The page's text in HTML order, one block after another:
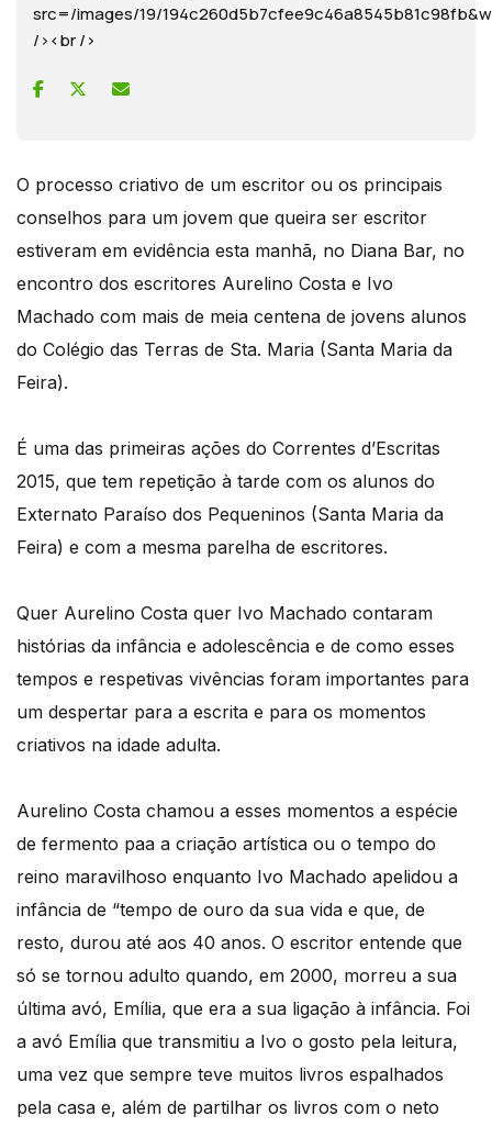
src=/images/19/
/><br />
O processo criativo de um escritor ou os principais
conselhos para um jovem que queira ser escritor
estiveram em evidência esta manhã, no Diana Bar, no
encontro dos escritores Aurelino Costa e Ivo
Machado com mais de meia centena de jovens alunos
do Colégio das Terras de Sta. Maria (Santa Maria da
Feira).
É uma das primeiras ações do Correntes d’Escritas
2015, que tem repetição à tarde com os alunos do
Externato Paraíso dos Pequeninos (Santa Maria da
Feira) e com a mesma parelha de escritores.
Quer Aurelino Costa quer Ivo Machado contaram
histórias da infância e adolescência e de como esses
tempos e respetivas vivências foram importantes para
um despertar para a escrita e para os momentos
criativos na idade adulta.
Aurelino Costa chamou a esses momentos a espécie
de fermento paa a criação artística ou o tempo do
reino maravilhoso enquanto Ivo Machado apelidou a
infância de “tempo de ouro da sua vida e que, de
resto, durou até aos 40 anos. O escritor entende que
só se tornou adulto quando, em 2000, morreu a sua
última avó, Emília, que era a sua ligação à infância. Foi
a avó Emília que transmitiu a Ivo o gosto pela leitura,
uma vez que sempre teve muitos livros espalhados
pela casa e, além de partilhar os livros com o neto